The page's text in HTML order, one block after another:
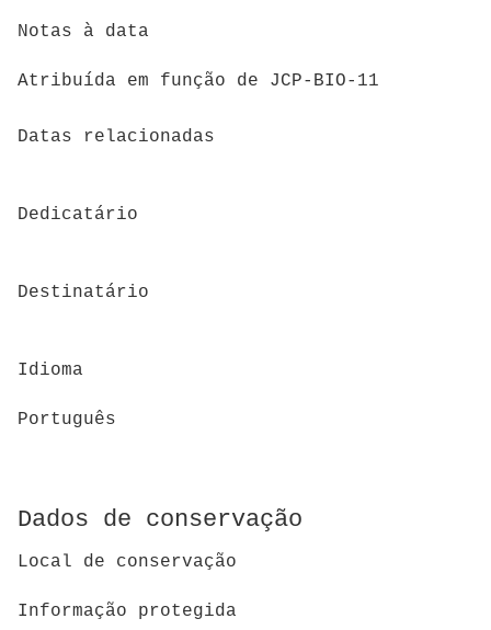
Notas à data
Atribuída em função de JCP-BIO-11
Datas relacionadas
Dedicatário
Destinatário
Idioma
Português
Dados de conservação
Local de conservação
Informação protegida